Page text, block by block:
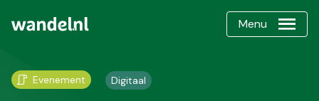
Menu
Evenement Digitaal